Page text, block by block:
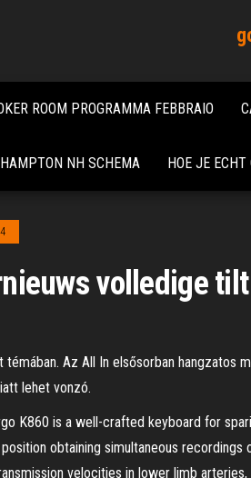
ROOM PROGRAMMA FEBBRAIO
NH SCHEMA HOE JE
volledige tilt
Az All In elsősorban
lehet vonzó.
K860 is a well-crafted keyboard for
obtaining simultaneous
velocities in lower limb